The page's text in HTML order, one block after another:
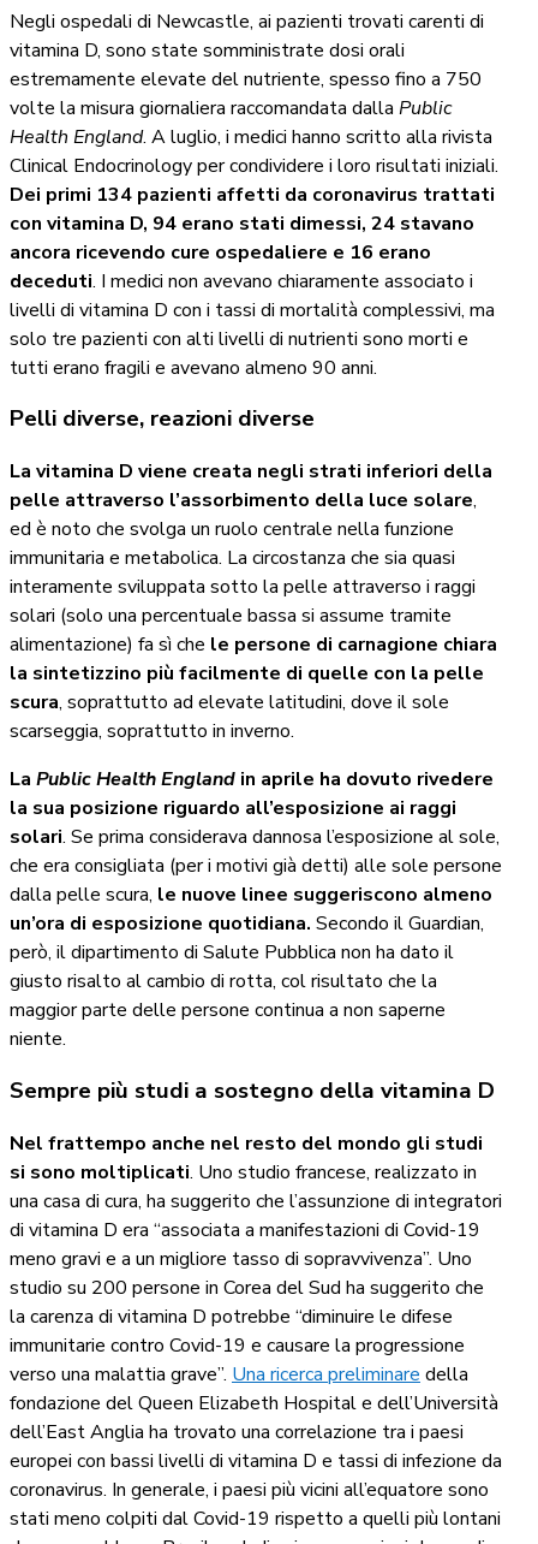
Negli ospedali di Newcastle, ai pazienti trovati carenti di
vitamina D, sono state somministrate dosi orali
estremamente elevate del nutriente, spesso fino a 750
volte la misura giornaliera raccomandata dalla Public
Health England. A luglio, i medici hanno scritto alla rivista
Clinical Endocrinology per condividere i loro risultati iniziali.
Dei primi 134 pazienti affetti da coronavirus trattati
con vitamina D, 94 erano stati dimessi, 24 stavano
ancora ricevendo cure ospedaliere e 16 erano
deceduti. I medici non avevano chiaramente associato i
livelli di vitamina D con i tassi di mortalità complessivi, ma
solo tre pazienti con alti livelli di nutrienti sono morti e
tutti erano fragili e avevano almeno 90 anni.
Pelli diverse, reazioni diverse
La vitamina D viene creata negli strati inferiori della
pelle attraverso l’assorbimento della luce solare,
ed è noto che svolga un ruolo centrale nella funzione
immunitaria e metabolica. La circostanza che sia quasi
interamente sviluppata sotto la pelle attraverso i raggi
solari (solo una percentuale bassa si assume tramite
alimentazione) fa sì che le persone di carnagione chiara
la sintetizzino più facilmente di quelle con la pelle
scura, soprattutto ad elevate latitudini, dove il sole
scarseggia, soprattutto in inverno.
La Public Health England in aprile ha dovuto rivedere
la sua posizione riguardo all’esposizione ai raggi
solari. Se prima considerava dannosa l’esposizione al sole,
che era consigliata (per i motivi già detti) alle sole persone
dalla pelle scura, le nuove linee suggeriscono almeno
un’ora di esposizione quotidiana. Secondo il Guardian,
però, il dipartimento di Salute Pubblica non ha dato il
giusto risalto al cambio di rotta, col risultato che la
maggior parte delle persone continua a non saperne
niente.
Sempre più studi a sostegno della vitamina D
Nel frattempo anche nel resto del mondo gli studi
si sono moltiplicati. Uno studio francese, realizzato in
una casa di cura, ha suggerito che l’assunzione di integratori
di vitamina D era “associata a manifestazioni di Covid-19
meno gravi e a un migliore tasso di sopravvivenza”. Uno
studio su 200 persone in Corea del Sud ha suggerito che
la carenza di vitamina D potrebbe “diminuire le difese
immunitarie contro Covid-19 e causare la progressione
verso una malattia grave”. Una ricerca preliminare della
fondazione del Queen Elizabeth Hospital e dell’Università
dell’East Anglia ha trovato una correlazione tra i paesi
europei con bassi livelli di vitamina D e tassi di infezione da
coronavirus. In generale, i paesi più vicini all’equatore sono
stati meno colpiti dal Covid-19 rispetto a quelli più lontani